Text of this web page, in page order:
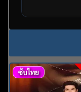
ซับไทย